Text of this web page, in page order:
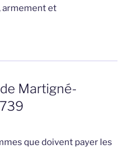
armement et
Martigné-
que doivent payer les